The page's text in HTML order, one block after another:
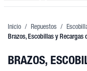
Inicio / Repuestos /
Brazos, Escobillas y Recargas
BRAZOS,